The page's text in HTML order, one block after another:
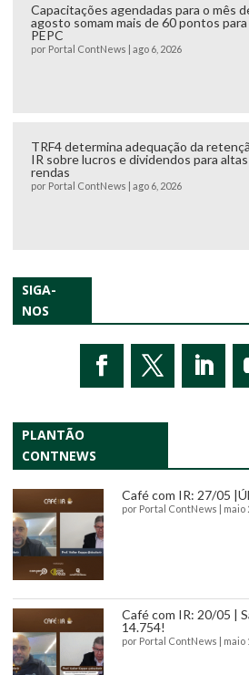
Capacitações agendadas para o mês
agosto somam mais de 60 pontos para
PEPC
por Portal ContNews | ago 6, 2026
TRF4 determina adequação da
IR sobre lucros e dividendos para altas
rendas
por Portal ContNews | ago 6, 2026
SIGA-
NOS
PLANTÃO
CONTNEWS
Café com IR: 27/05
por Portal ContNews | maio
Café com IR: 20/05 |
14.754!
por Portal ContNews | maio